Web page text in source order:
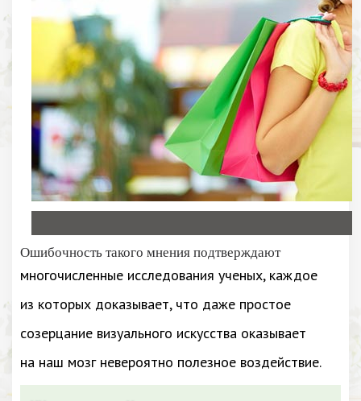
Ошибочность такого мнения подтверждают
многочисленные исследования ученых, каждое
из которых доказывает, что даже простое
созерцание визуального искусства оказывает
на наш мозг невероятно полезное воздействие.